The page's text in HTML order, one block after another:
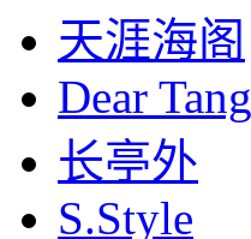
天涯海阁
Dear Tang
长亭外
S.Style